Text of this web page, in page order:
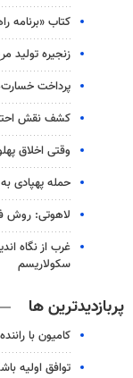
کتاب «برنامه
زنجیره تولید
پرداخت
کشف نقش
وقتی اخلاق
حمله پهپادی
لاهوتی: روش
غرب از نگاه
سکولاریسم
پربازدیدترین ها
کامیون با راننده ۸ ساله در اصفهان توقیف شد
توافق اولیه